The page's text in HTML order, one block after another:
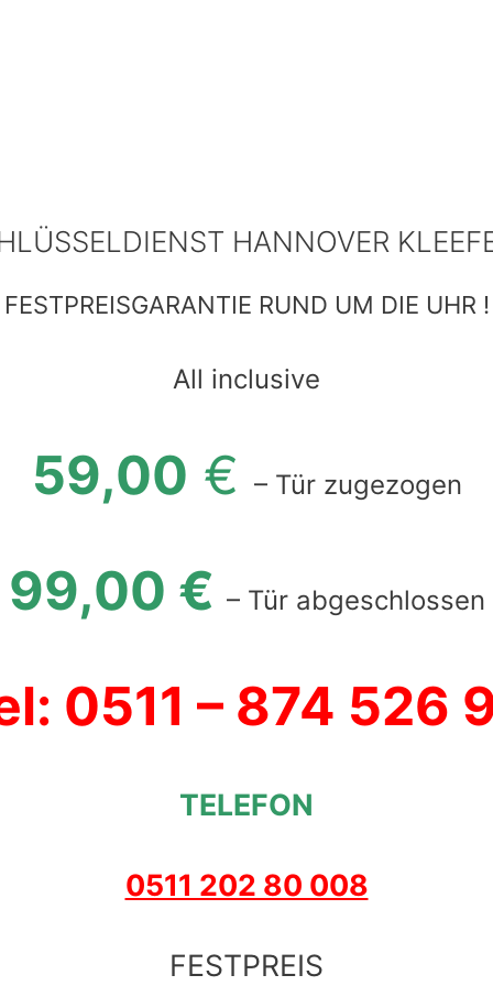
HANNOVER
FESTPREISGARANTIE RUND UM DIE UHR !
All inclusive
59,00 € – Tür zugezogen
99,00 € –Tür abgeschlossen
0511 – 874 526
TELEFON
0511 202 80 008
FESTPREIS